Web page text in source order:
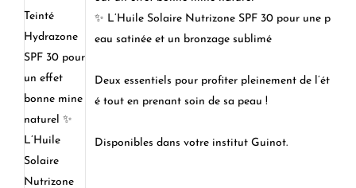
✨ L’Huile Solaire Nutrizone SPF 30 pour une p
eau satinée et un bronzage sublimé
Deux essentiels pour profiter pleinement de l’ét
é tout en prenant soin de sa peau !
Disponibles dans votre institut Guinot.